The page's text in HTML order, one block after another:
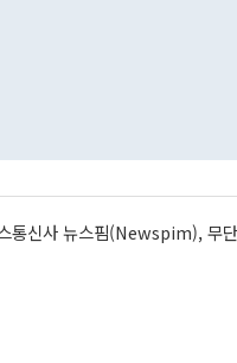
통신사 뉴스핌(Newspim), 무